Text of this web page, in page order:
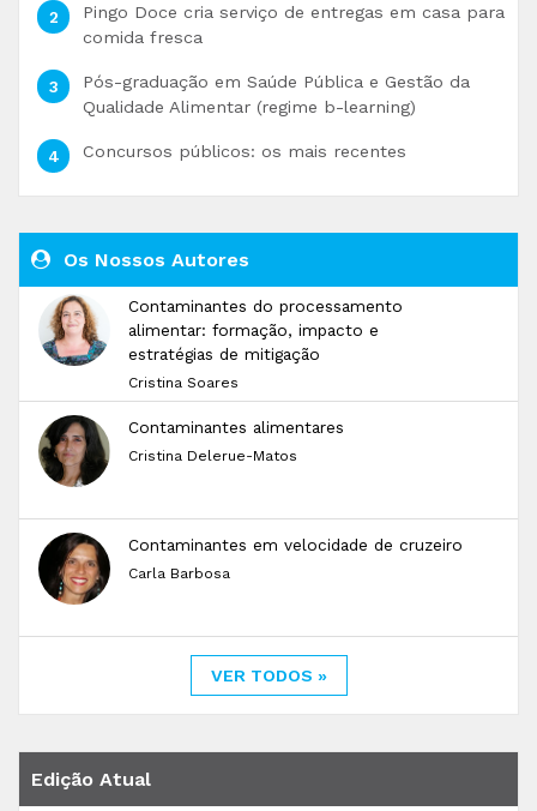
Pingo Doce cria serviço de entregas em casa para
comida fresca
Pós-graduação em Saúde Pública e Gestão da
Qualidade Alimentar (regime b-learning)
Concursos públicos: os mais recentes
Os Nossos Autores
Contaminantes do processamento
alimentar: formação, impacto e
estratégias de mitigação
Cristina Soares
Contaminantes alimentares
Cristina Delerue-Matos
Contaminantes em velocidade de cruzeiro
Carla Barbosa
VER TODOS »
Edição Atual